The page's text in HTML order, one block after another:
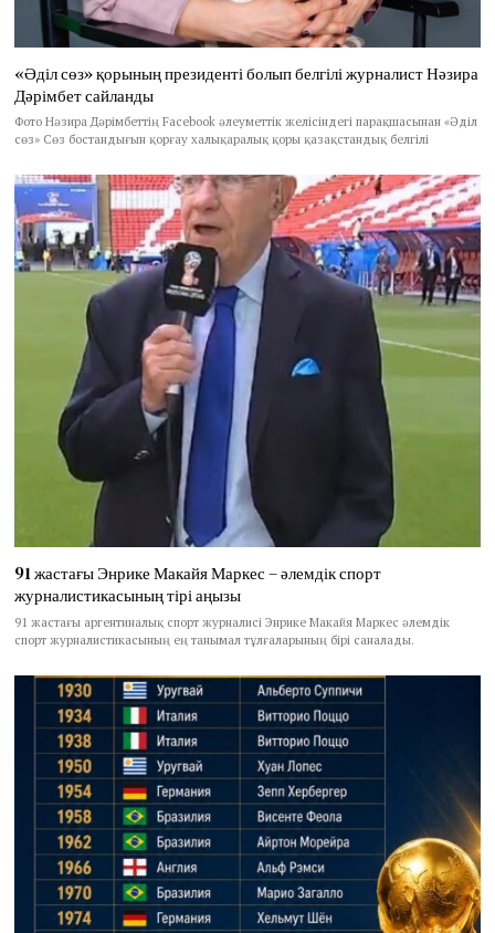
«Әділ сөз» қорының президенті болып белгілі журналист Нәзира
Дәрімбет сайланды
Фото Нәзира Дәрімбеттің Facebook әлеуметтік желісіндегі парақшасынан «Әділ
сөз» Сөз бостандығын қорғау халықаралық қоры қазақстандық белгілі
91 жастағы Энрике Макайя Маркес – әлемдік спорт
журналистикасының тірі аңызы
91 жастағы аргентиналық спорт журналисі Энрике Макайя Маркес әлемдік
спорт журналистикасының ең танымал тұлғаларының бірі саналады.